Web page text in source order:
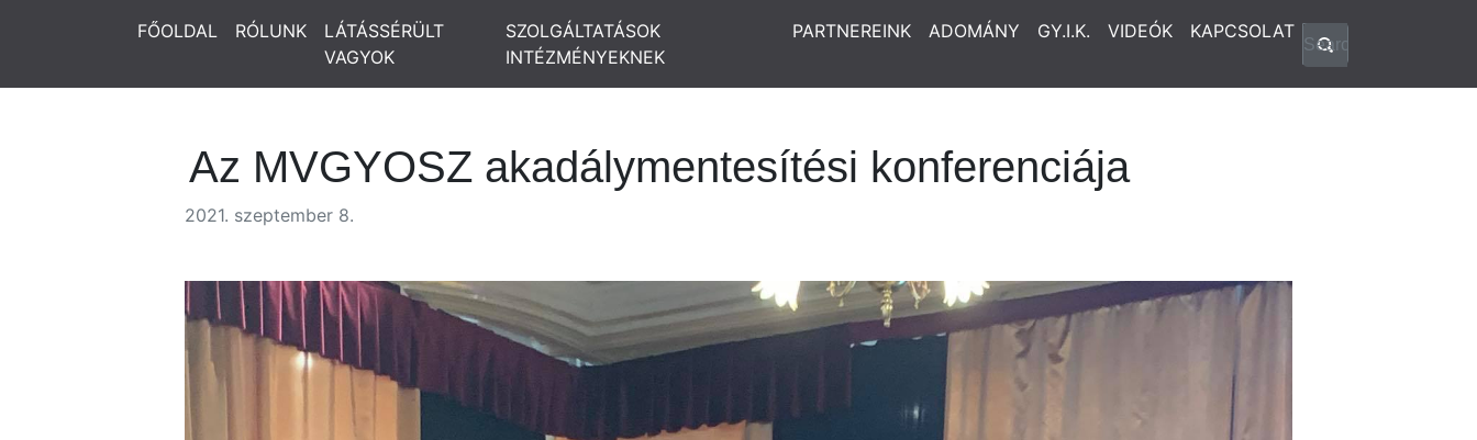
FŐOLDAL RÓLUNK
LÁTÁSSÉRÜLT
VAGYOK
SZOLGÁLTATÁSOK
INTÉZMÉNYEKNEK
PARTNEREINK ADOMÁNY GY.I.K. VIDEÓK KAPCSOLAT
Az MVGYOSZ akadálymentesítési konferenciája
2021. szeptember 8.